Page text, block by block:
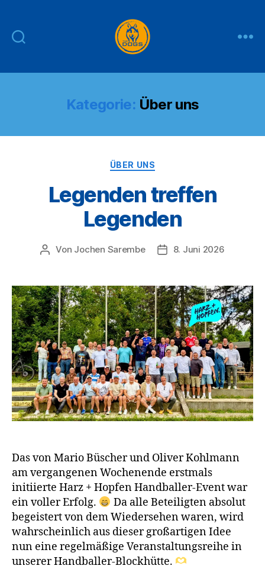
DOGS
Kategorie: Über uns
Kategorien
ÜBER UNS
Legenden treffen
Legenden
Beitragsautor
Von Jochen Sarembe Veröffentlichungsdatum
8. Juni 2026
Das von Mario Büscher und Oliver Kohlmann
am vergangenen Wochenende erstmals
initiierte Harz + Hopfen Handballer-Event war
ein voller Erfolg.
Da alle Beteiligten absolut
begeistert von dem Wiedersehen waren, wird
wahrscheinlich aus dieser großartigen Idee
nun eine regelmäßige Veranstaltungsreihe in
unserer Handballer-Blockhütte.